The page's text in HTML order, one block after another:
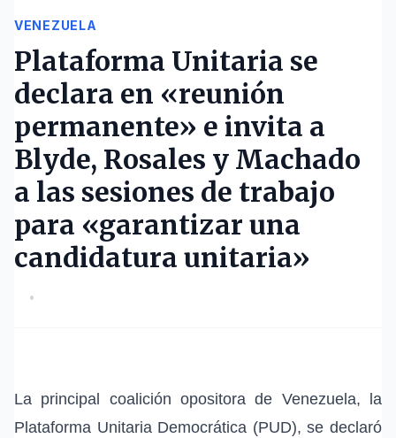
VENEZUELA
Plataforma Unitaria se
declara en «reunión
permanente» e invita a
Blyde, Rosales y Machado
a las sesiones de trabajo
para «garantizar una
candidatura unitaria»
•
La principal coalición opositora de Venezuela, la
Plataforma Unitaria Democrática (PUD), se declaró